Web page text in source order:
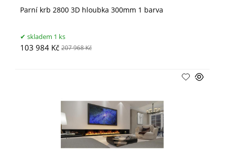
Parní krb 2800 3D hloubka 300mm 1 barva
skladem 1 ks
103 984 Kč 207 968 Kč